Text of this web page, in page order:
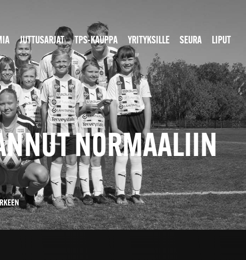
JUTTUSARJAT TPS-KAUPPA YRITYKSILLE SEURA LIPUT
NORMAALIIN